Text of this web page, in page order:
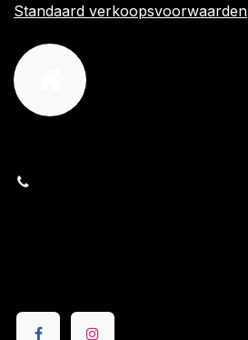
Standaard verkoopsvoorwaarden